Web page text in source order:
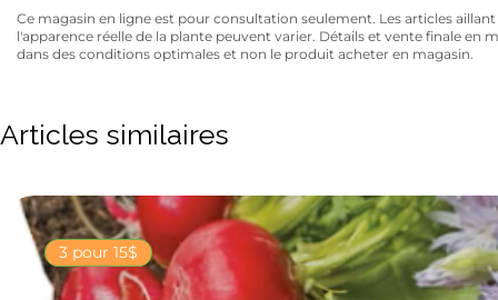
Ce magasin en ligne est pour consultation seulement. Les articles
l'apparence réelle de la plante peuvent varier. Détails et vente finale
dans des conditions optimales et non le produit acheter en magasin.
Articles similaires
3 pour 15$